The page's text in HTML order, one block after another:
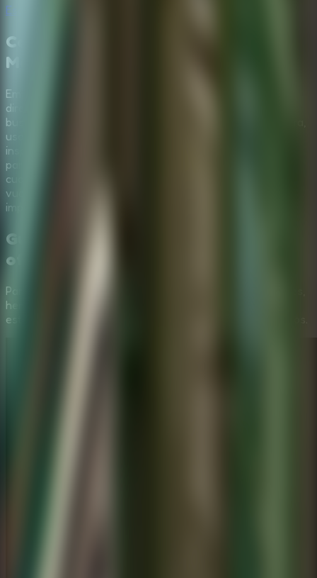
Escape Room
Como jugar Escape Room: Secret of
Memories
Empieza
directamente en el navegador y revisa la habitacion
buscando cualquier detalle fuera de lugar. En computadora,
usa el mouse para hacer clic en objetos, abrir paneles e
inspeccionar pistas. En telefono o tablet, toca la pantalla
para interactuar con la escena. El progreso suele llegar
cuando bajas el ritmo, recuerdas detalles anteriores y
vuelves a revisar lugares que al principio no parecian
importantes.
Guía en Vídeo:
of Memories
Para ayudarte a superar
hemos preparado un vídeo paso a paso que muestra las
estrategias más eficientes para resolver todos los acertijos.